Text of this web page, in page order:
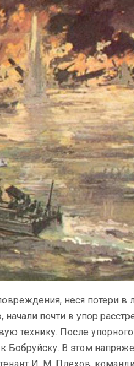
неся потери в
почти в упор
технику. После
Бобруйску. В этом